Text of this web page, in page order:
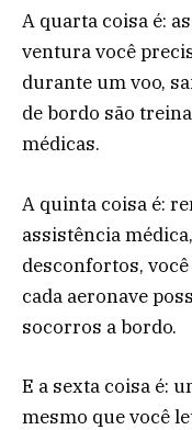
A quarta coisa é:
ventura você
durante um voo,
de bordo são
médicas.
A quinta coisa é:
assistência
desconfortos,
cada aeronave
socorros a bordo.
E a sexta coisa é:
mesmo que você